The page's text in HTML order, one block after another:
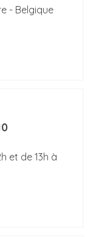
- Belgique
et de 13h à